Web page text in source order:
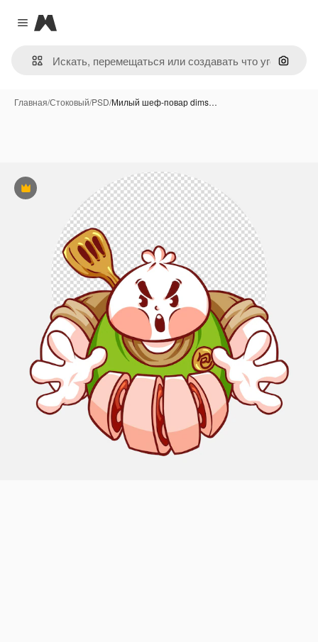
Close menu
Magnific
Поиск
Главная/Стоковый/PSD/Милый шеф-повар dims…
Премиум